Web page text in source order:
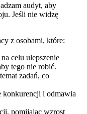
audyt, aby
Jeśli nie widzę
z osobami, które:
celu ulepszenie
tego nie robić.
zadań, co
konkurencji i odmawia
pomijając wzrost